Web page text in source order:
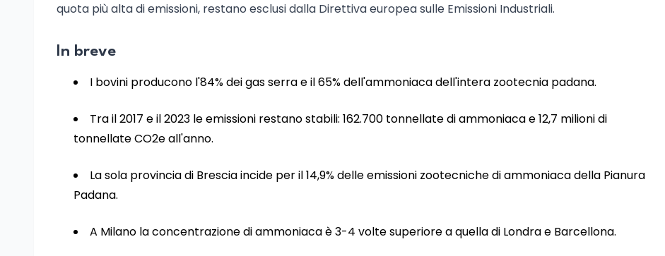
quota più alta di emissioni, restano esclusi dalla Direttiva europea sulle Emissioni Industriali.
In breve
I bovini producono l'84% dei gas serra e il 65% dell'ammoniaca dell'intera zootecnia padana.
Tra il 2017 e il 2023 le emissioni restano stabili: 162.700 tonnellate di ammoniaca e 12,7 milioni di
tonnellate CO2e all'anno.
La sola provincia di Brescia incide per il 14,9% delle emissioni zootecniche di ammoniaca della Pianura
Padana.
A Milano la concentrazione di ammoniaca è 3-4 volte superiore a quella di Londra e Barcellona.